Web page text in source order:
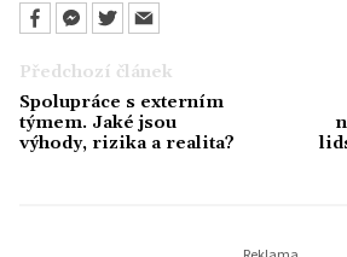
Předchozí článek
Spolupráce s externím
týmem. Jaké jsou
výhody, rizika a realita?